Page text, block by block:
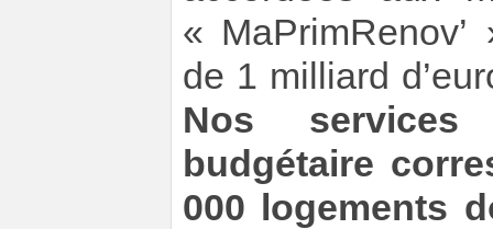
«
de 1 milliard
Nos services
budgétaire
000 logements